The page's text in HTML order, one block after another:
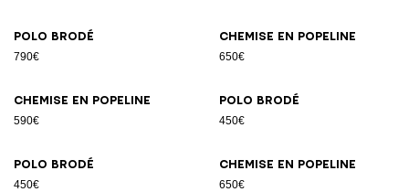
Polo brodé
790€
Chemise en popeline
650€
Chemise en popeline
590€
Polo brodé
450€
Polo brodé
450€
Chemise en popeline
650€